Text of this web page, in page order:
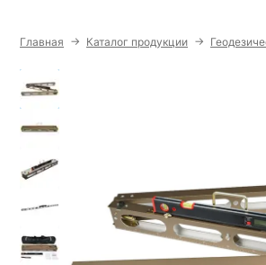
Главная → Каталог продукции →